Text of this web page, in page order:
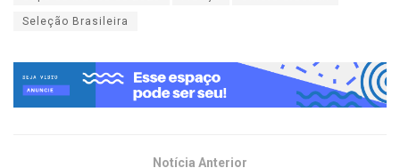
Seleção Brasileira
Notícia Anterior